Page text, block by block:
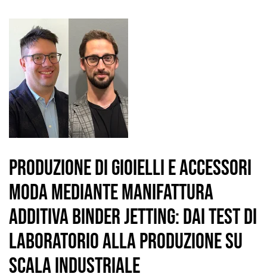
Produzione di Gioielli e Accessori
Moda mediante Manifattura
Additiva Binder Jetting: dai Test di
Laboratorio alla Produzione su
Scala Industriale